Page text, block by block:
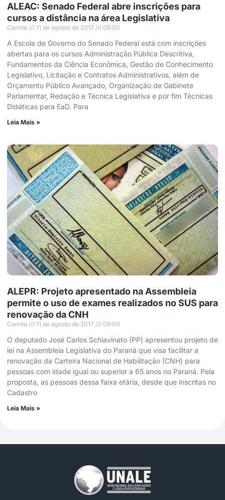
ALEAC: Senado Federal abre inscrições para
cursos a distância na área Legislativa
Camila 11 de agosto de 2017 08:00
A Escola de Governo do Senado Federal está com inscrições
abertas para os cursos Administração Pública Descritiva,
Fundamentos da Ciência Econômica, Gestão de Conhecimento
Legislativo, Licitação e Contratos Administrativos, além de
Orçamento Público Avançado, Organização de Gabinete
Parlamentar, Redação e Técnica Legislativa e por fim Técnicas
Didáticas para EaD. Para
Leia Mais »
ALEPR: Projeto apresentado na Assembleia
permite o uso de exames realizados no SUS para
renovação da CNH
Camila 11 de agosto de 2017 08:00
O deputado José Carlos Schiavinato (PP) apresentou projeto de
lei na Assembleia Legislativa do Paraná que visa facilitar a
renovação da Carteira Nacional de Habilitação (CNH) para
pessoas com idade igual ou superior a 65 anos no Paraná. Pela
proposta, as pessoas dessa faixa etária, desde que inscritas no
Cadastro
Leia Mais »